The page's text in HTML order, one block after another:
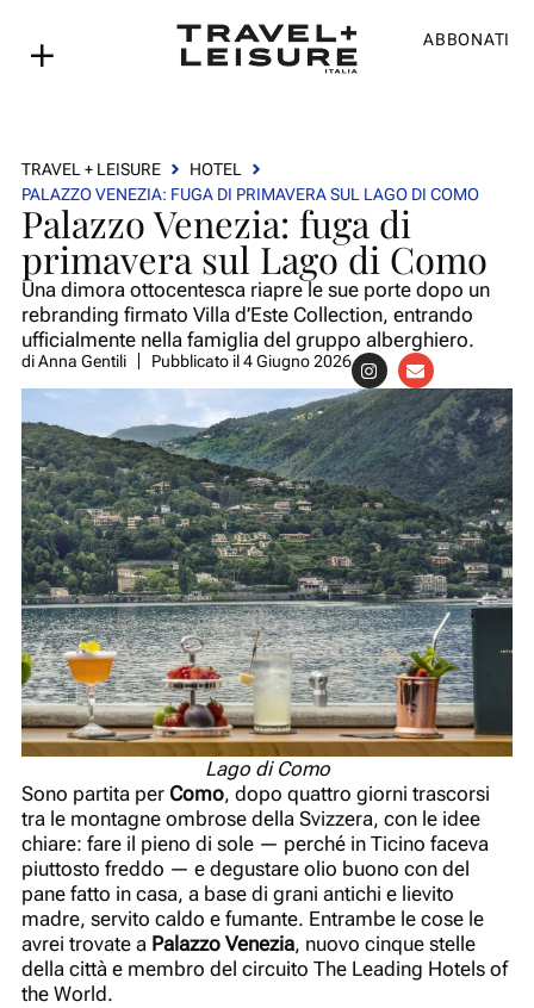
ABBONATI
TRAVEL + LEISURE
HOTEL
PALAZZO VENEZIA: FUGA DI PRIMAVERA SUL LAGO DI COMO
Palazzo Venezia: fuga di
primavera sul Lago di Como
Una dimora ottocentesca riapre le sue porte dopo un
rebranding firmato Villa d’Este Collection, entrando
ufficialmente nella famiglia del gruppo alberghiero.
diAnna Gentili Pubblicato il4 Giugno 2026
Lago di Como
Sono partita per Como, dopo quattro giorni trascorsi
tra le montagne ombrose della Svizzera, con le idee
chiare: fare il pieno di sole — perché in Ticino faceva
piuttosto freddo — e degustare olio buono con del
pane fatto in casa, a base di grani antichi e lievito
madre, servito caldo e fumante. Entrambe le cose le
avrei trovate a Palazzo Venezia, nuovo cinque stelle
della città e membro del circuito The Leading Hotels of
the World.